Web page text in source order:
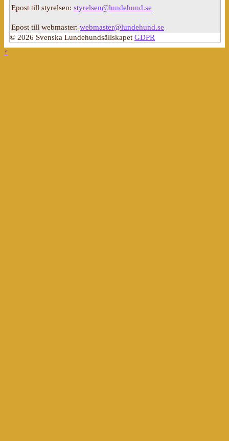
Epost till styrelsen: styrelsen@lundehund.se
Epost till webmaster: webmaster@lundehund.se
© 2026 Svenska Lundehundsällskapet GDPR
↑